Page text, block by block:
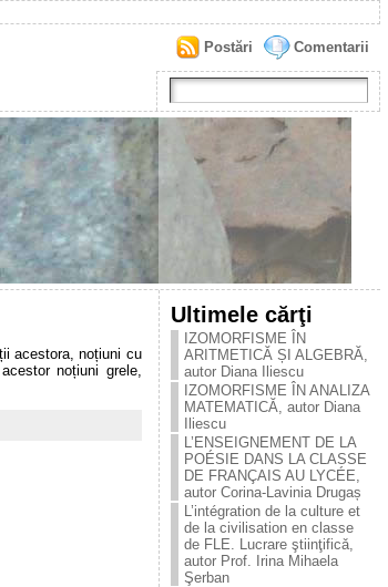
Comentarii
Postări
acestora, noțiuni cu
noțiuni grele,
Ultimele cărţi
IZOMORFISME ÎN
ARITMETICĂ ȘI ALGEBRĂ,
autor Diana Iliescu
IZOMORFISME ÎN ANALIZA
MATEMATICĂ, autor Diana
Iliescu
L’ENSEIGNEMENT DE LA
POÉSIE DANS LA CLASSE
DE FRANÇAIS AU LYCÉE,
autor Corina-Lavinia Drugaș
L’intégration de la culture et
de la civilisation en classe
de FLE. Lucrare ştiinţificǎ,
autor Prof. Irina Mihaela
Şerban